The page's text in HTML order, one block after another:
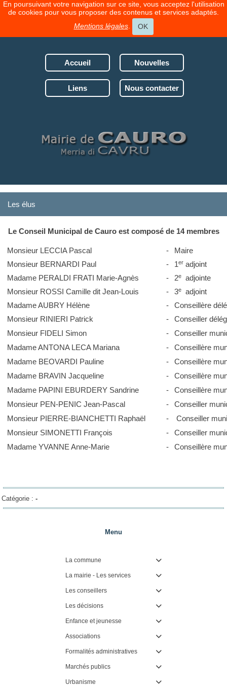
En poursuivant votre navigation sur ce site, vous acceptez l'utilisation
de cookies pour vous proposer des contenus et services adaptés.
Mentions légales. OK
Accueil Nouvelles
Liens Nous contacter
Les élus
Le Conseil Municipal de Cauro est composé de 14 membres
Monsieur LECCIA Pascal -
Maire
Monsieur BERNARDI Paul
- 1er adjoint
Madame PERALDI FRATI Marie-Agnès
- 2e
adjointe
Monsieur ROSSI Camille dit Jean-Louis
- 3e
adjoint
Madame AUBRY Hélène
-
Conseillère
Monsieur RINIERI Patrick
-
Conseiller
Monsieur FIDELI Simon
-
Conseiller
Madame ANTONA LECA Mariana
-
Conseillère
Madame BEOVARDI Pauline
-
Conseillère
Madame BRAVIN Jacqueline
-
Conseillère
Madame PAPINI EBURDERY Sandrine
-
Conseillère
Monsieur PEN-PENIC Jean-Pascal
-
Conseiller
Monsieur PIERRE-BIANCHETTI Raphaël
-
Conseiller
Monsieur SIMONETTI François
-
Conseiller
Madame YVANNE Anne-Marie
- Conseillère
Catégorie : -
Menu
La commune 
La mairie - Les services 
Les conseillers 
Les décisions 
Enfance et jeunesse 
Associations 
Formalités administratives 
Marchés publics 
Urbanisme 